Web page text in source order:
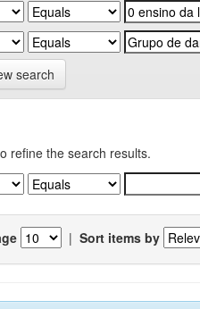
search
refine the search results.
| Sort items by